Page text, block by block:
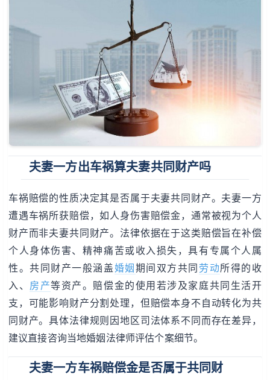
夫妻一方出车祸算夫妻共同财产吗
车祸赔偿的性质决定其是否属于夫妻共同财产。夫妻一方
遭遇车祸所获赔偿，如人身伤害赔偿金，通常被视为个人
财产而非夫妻共同财产。法律依据在于这类赔偿旨在补偿
个人身体伤害、精神痛苦或收入损失，具有专属个人属
性。共同财产一般涵盖 婚姻期间双方共同 劳动所得的收
入、 房产等资产。赔偿金的使用若涉及家庭共同生活开
支，可能影响财产分割处理，但赔偿本身不自动转化为共
同财产。具体法律规则因地区司法体系不同而存在差异，
建议直接咨询当地婚姻法律师评估个案细节。
夫妻一方车祸赔偿金是否属于共同财